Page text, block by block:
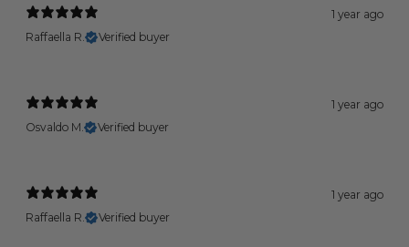
1 year ago
Raffaella R.
Verified buyer
1 year ago
Osvaldo M.
Verified buyer
1 year ago
Raffaella R.
Verified buyer